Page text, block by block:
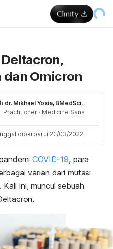
dan Omicron
dr. Mikhael Yosia, BMedSci,
Practitioner · Medicine Sans
diperbarui 23/03/2022
COVID-19, para
varian dari mutasi
ini, muncul sebuah